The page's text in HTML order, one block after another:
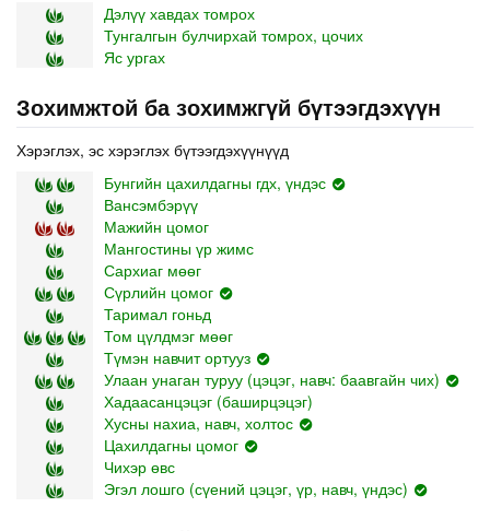
Дэлүү хавдах томрох
Тунгалгын булчирхай томрох, цочих
Яс ургах
Зохимжтой ба зохимжгүй бүтээгдэхүүн
Хэрэглэх, эс хэрэглэх бүтээгдэхүүнүүд
Бунгийн цахилдагны гдх, үндэс
Вансэмбэрүү
Мажийн цомог
Мангостины үр жимс
Сархиаг мөөг
Сүрлийн цомог
Таримал гоньд
Том цүлдмэг мөөг
Түмэн навчит ортууз
Улаан унаган туруу (цэцэг, навч: баавгайн чих)
Хадаасанцэцэг (баширцэцэг)
Хусны нахиа, навч, холтос
Цахилдагны цомог
Чихэр өвс
Эгэл лошго (сүений цэцэг, үр, навч, үндэс)